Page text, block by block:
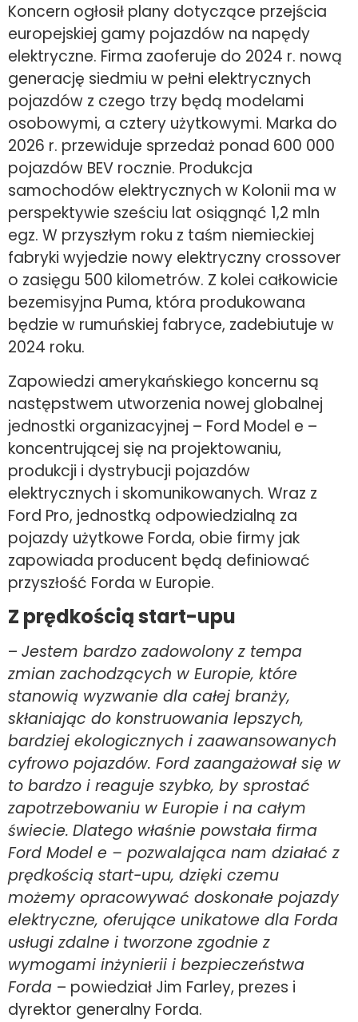
Koncern ogłosił plany dotyczące przejścia
europejskiej gamy pojazdów na napędy
elektryczne. Firma zaoferuje do 2024 r. nową
generację siedmiu w pełni elektrycznych
pojazdów z czego trzy będą modelami
osobowymi, a cztery użytkowymi. Marka do
2026 r. przewiduje sprzedaż ponad 600 000
pojazdów BEV rocznie. Produkcja
samochodów elektrycznych w Kolonii ma w
perspektywie sześciu lat osiągnąć 1,2 mln
egz. W przyszłym roku z taśm niemieckiej
fabryki wyjedzie nowy elektryczny crossover
o zasięgu 500 kilometrów. Z kolei całkowicie
bezemisyjna Puma, która produkowana
będzie w rumuńskiej fabryce, zadebiutuje w
2024 roku.
Zapowiedzi amerykańskiego koncernu są
następstwem utworzenia nowej globalnej
jednostki organizacyjnej – Ford Model e –
koncentrującej się na projektowaniu,
produkcji i dystrybucji pojazdów
elektrycznych i skomunikowanych. Wraz z
Ford Pro, jednostką odpowiedzialną za
pojazdy użytkowe Forda, obie firmy jak
zapowiada producent będą definiować
przyszłość Forda w Europie.
Z prędkością start-upu
– Jestem bardzo zadowolony z tempa
zmian zachodzących w Europie, które
stanowią wyzwanie dla całej branży,
skłaniając do konstruowania lepszych,
bardziej ekologicznych i zaawansowanych
cyfrowo pojazdów. Ford zaangażował się w
to bardzo i reaguje szybko, by sprostać
zapotrzebowaniu w Europie i na całym
świecie. Dlatego właśnie powstała firma
Ford Model e – pozwalająca nam działać z
prędkością start-upu, dzięki czemu
możemy opracowywać doskonałe pojazdy
elektryczne, oferujące unikatowe dla Forda
usługi zdalne i tworzone zgodnie z
wymogami inżynierii i bezpieczeństwa
Forda – powiedział Jim Farley, prezes i
dyrektor generalny Forda.